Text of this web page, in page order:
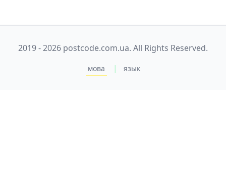
2019 - 2026 postcode.com.ua. All Rights Reserved.
мова | язык